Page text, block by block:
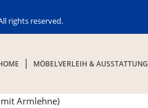
rights reserved.
MÖBELVERLEIH & AUSSTATTUNG
Armlehne)